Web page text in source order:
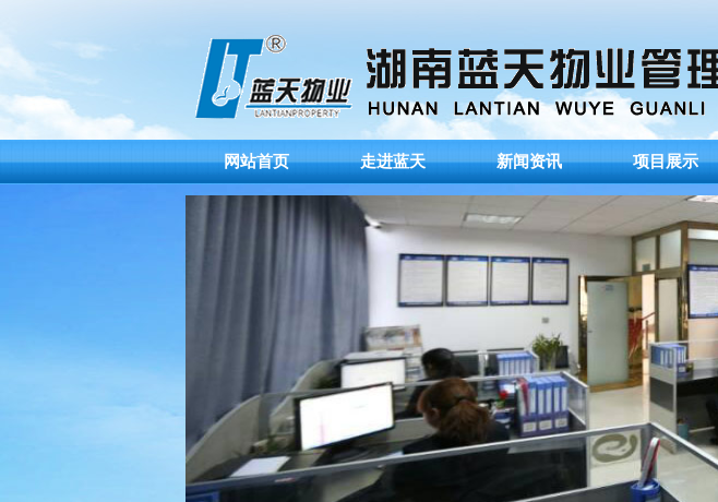
网站首页 走进蓝天 新闻资讯 项目展示